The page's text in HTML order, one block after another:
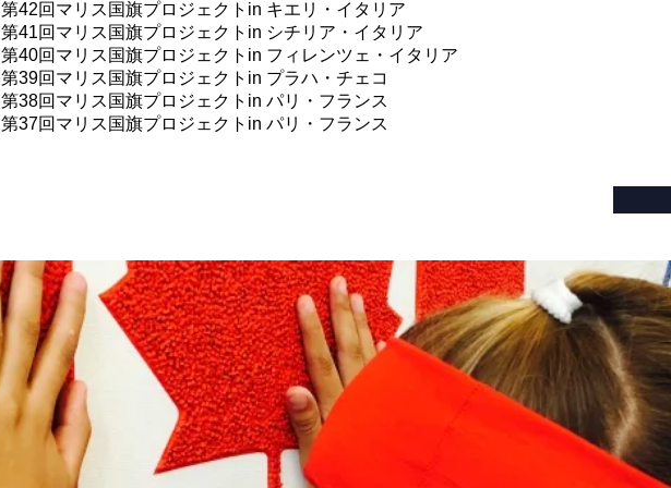
第42回マリス国旗プロジェクトin キエリ・イタリア
第41回マリス国旗プロジェクトin シチリア・イタリア
第40回マリス国旗プロジェクトin フィレンツェ・イタリア
第39回マリス国旗プロジェクトin プラハ・チェコ
第38回マリス国旗プロジェクトin パリ・フランス
第37回マリス国旗プロジェクトin パリ・フランス